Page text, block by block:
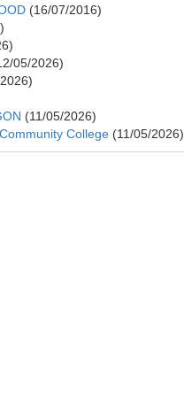
(16/07/2016)
05/2026)
(11/05/2026)
College (11/05/2026)